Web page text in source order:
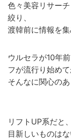
色々美容リサー
絞り、
渡韓前に情報を
ウルセラが10年
フが流行り始めて
そんなに関心の
リフトUP系だと
目新しいものはな